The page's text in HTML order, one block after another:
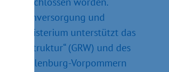
Medienversorgung und
unterstützt das
(GRW) und des
Mecklenburg-Vorpommern